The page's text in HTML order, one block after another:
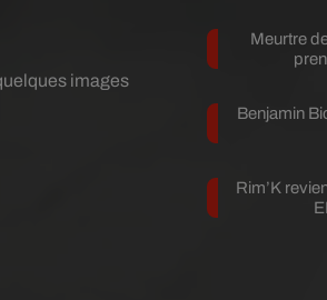
images
Meurtre
Benjamin
Rim’K